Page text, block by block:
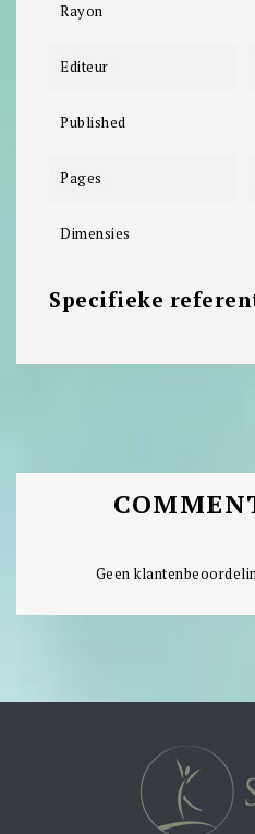
Rayon
Editeur
Published
Pages
Dimensies
Specifieke
Geen